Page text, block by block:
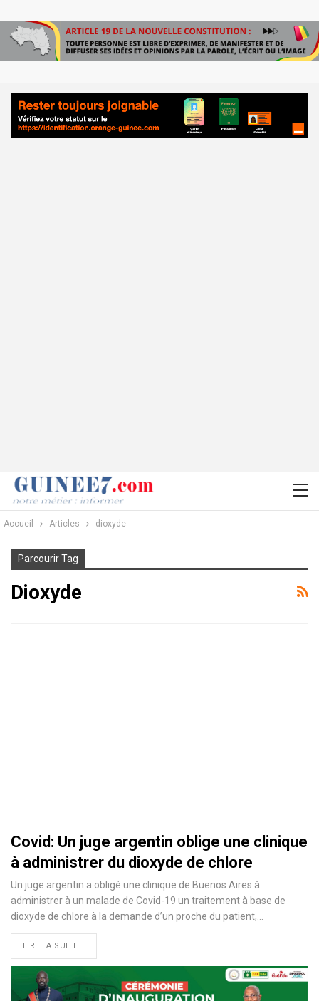
Accueil Articles dioxyde
Parcourir Tag
Dioxyde
Covid: Un juge argentin oblige une clinique
à administrer du dioxyde de chlore
Un juge argentin a obligé une clinique de Buenos Aires à
administrer à un malade de Covid-19 un traitement à base de
dioxyde de chlore à la demande d’un proche du patient,
LIRE LA SUITE...